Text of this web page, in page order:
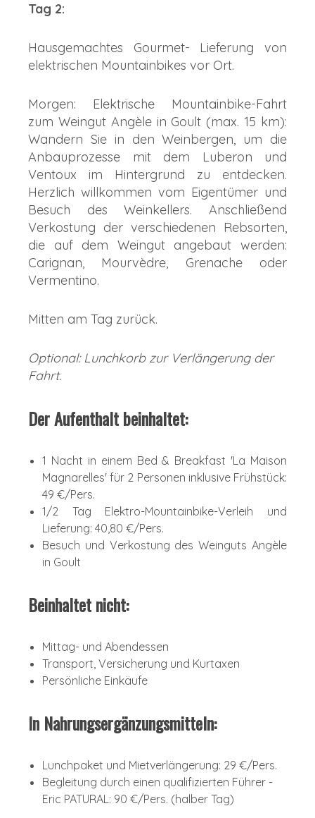
Tag 2:
Hausgemachtes Gourmet- Lieferung von
elektrischen Mountainbikes vor Ort.
Morgen: Elektrische Mountainbike-Fahrt
zum Weingut Angèle in Goult (max. 15 km):
Wandern Sie in den Weinbergen, um die
Anbauprozesse mit dem Luberon und
Ventoux im Hintergrund zu entdecken.
Herzlich willkommen vom Eigentümer und
Besuch des Weinkellers. Anschließend
Verkostung der verschiedenen Rebsorten,
die auf dem Weingut angebaut werden:
Carignan, Mourvèdre, Grenache oder
Vermentino.
Mitten am Tag zurück.
Optional: Lunchkorb zur Verlängerung der
Fahrt.
Der Aufenthalt beinhaltet:
1 Nacht in einem Bed & Breakfast 'La Maison
Magnarelles' für 2 Personen inklusive Frühstück:
49 €/Pers.
1/2 Tag Elektro-Mountainbike-Verleih und
Lieferung: 40,80 €/Pers.
Besuch und Verkostung des Weinguts Angèle
in Goult
Beinhaltet nicht:
Mittag- und Abendessen
Transport, Versicherung und Kurtaxen
Persönliche Einkäufe
In Nahrungsergänzungsmitteln:
Lunchpaket und Mietverlängerung: 29 €/Pers.
Begleitung durch einen qualifizierten Führer -
Eric PATURAL: 90 €/Pers. (halber Tag)